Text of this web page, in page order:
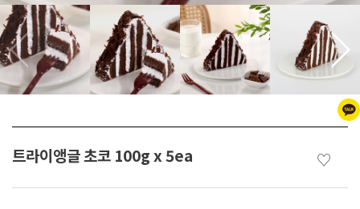
트라이앵글 초코 100g x 5ea ♡